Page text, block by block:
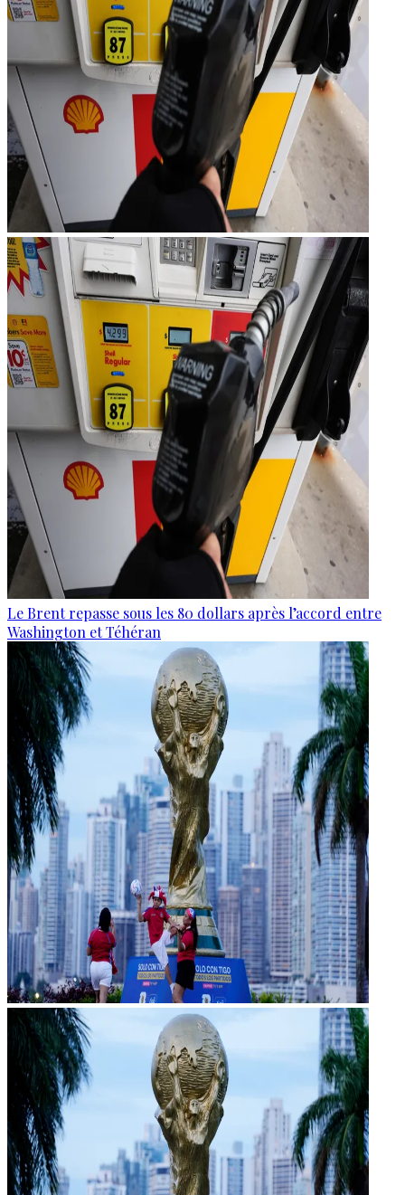
Le Brent repasse sous les 80 dollars après l’accord entre
Washington et Téhéran